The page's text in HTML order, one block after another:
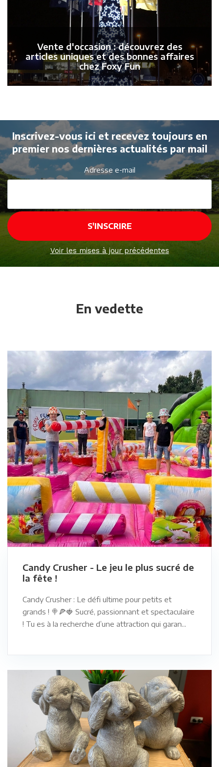
Vente d'occasion : découvrez des
articles uniques et des bonnes affaires
chez Foxy Fun
Inscrivez-vous ici et recevez toujours en
premier nos dernières actualités par mail
Adresse e-mail
Voir les mises à jour précédentes
En vedette
Candy Crusher - Le jeu le plus sucré de
la fête !
Candy Crusher : Le défi ultime pour petits et
grands ! 🍭🍕🍓 Sucré, passionnant et spectaculaire
! Tu es à la recherche d’une attraction qui garan...